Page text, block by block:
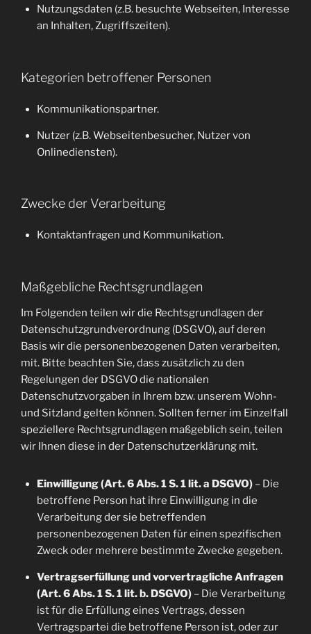
Nutzungsdaten (z.B. besuchte Webseiten, Interesse
an Inhalten, Zugriffszeiten).
Kategorien betroffener Personen
Kommunikationspartner.
Nutzer (z.B. Webseitenbesucher, Nutzer von
Onlinediensten).
Zwecke der Verarbeitung
Kontaktanfragen und Kommunikation.
Maßgebliche Rechtsgrundlagen
Im Folgenden teilen wir die Rechtsgrundlagen der
Datenschutzgrundverordnung (DSGVO), auf deren
Basis wir die personenbezogenen Daten verarbeiten,
mit. Bitte beachten Sie, dass zusätzlich zu den
Regelungen der DSGVO die nationalen
Datenschutzvorgaben in Ihrem bzw. unserem Wohn-
und Sitzland gelten können. Sollten ferner im Einzelfall
speziellere Rechtsgrundlagen maßgeblich sein, teilen
wir Ihnen diese in der Datenschutzerklärung mit.
Einwilligung (Art. 6 Abs. 1 S. 1 lit. a DSGVO)– Die
betroffene Person hat ihre Einwilligung in die
Verarbeitung der sie betreffenden
personenbezogenen Daten für einen spezifischen
Zweck oder mehrere bestimmte Zwecke gegeben.
Vertragserfüllung und vorvertragliche Anfragen
(Art. 6 Abs. 1 S. 1 lit. b. DSGVO)– Die Verarbeitung
ist für die Erfüllung eines Vertrags, dessen
Vertragspartei die betroffene Person ist, oder zur